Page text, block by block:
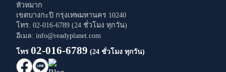
หัวหมาก
เขตบางกะปิ กรุงเทพมหานคร 10240
โทร: 02-016-6789 (24 ชั่วโมง ทุกวัน)
อีเมล: info@readyplanet.com
โทร 02-016-6789 (24 ชั่วโมง ทุกวัน)